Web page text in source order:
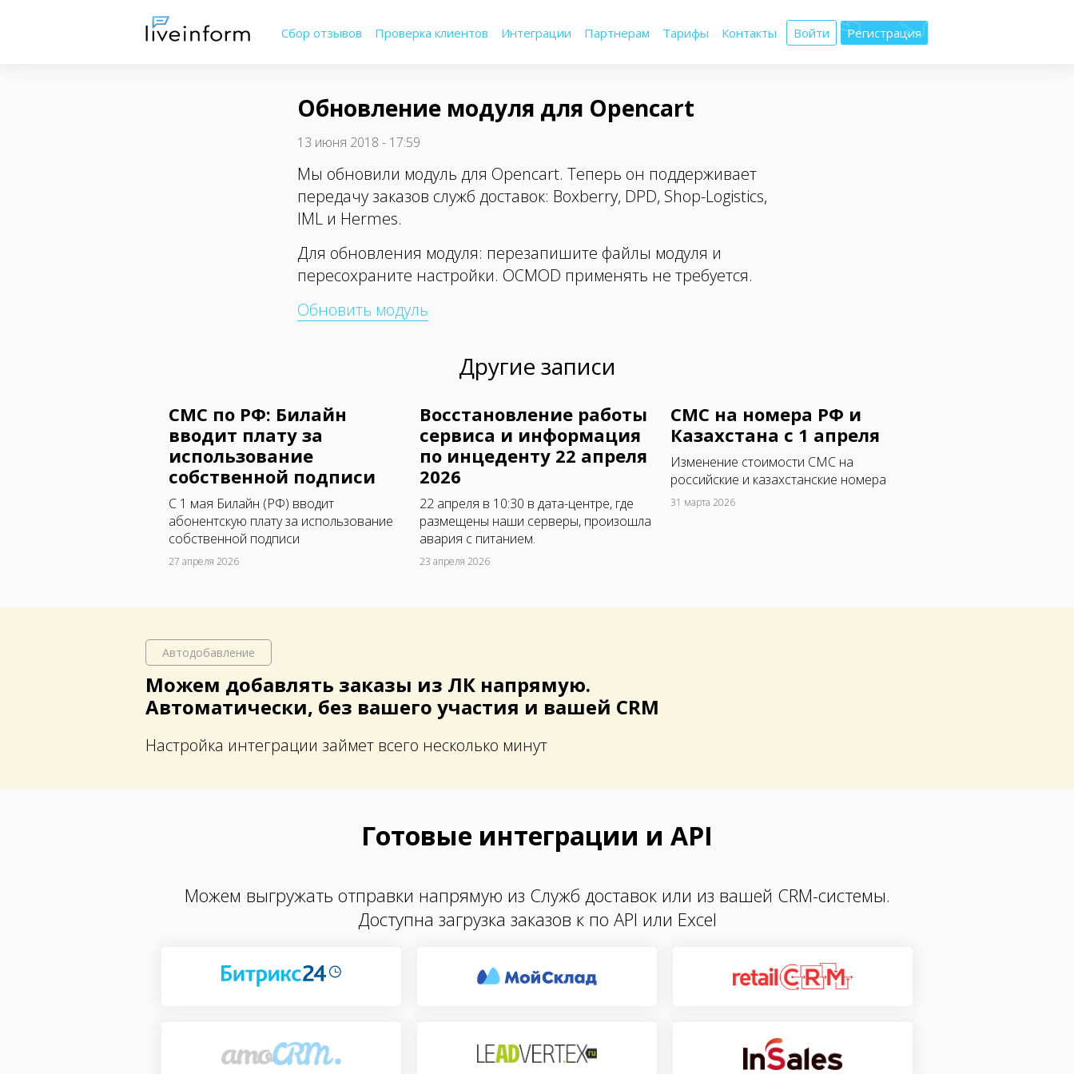
Сбор отзывов Проверка клиентов Интеграции Партнерам Тарифы Контакты Войти Регистрация
Обновление модуля для Opencart
13 июня 2018 - 17:59
Мы обновили модуль для Opencart. Теперь он поддерживает
передачу заказов служб доставок: Boxberry, DPD, Shop-Logistics,
IML и Hermes.
Для обновления модуля: перезапишите файлы модуля и
пересохраните настройки. OCMOD применять не требуется.
Обновить модуль
Другие записи
СМС по РФ: Билайн
вводит плату за
использование
собственной подписи
C 1 мая Билайн (РФ) вводит
абонентскую плату за использование
собственной подписи
27 апреля 2026
Восстановление работы
сервиса и информация
по инцеденту 22 апреля
2026
22 апреля в 10:30 в дата-центре, где
размещены наши серверы, произошла
авария с питанием.
23 апреля 2026
СМС на номера РФ и
Казахстана с 1 апреля
Изменение стоимости СМС на
российские и казахстанские номера
31 марта 2026
Автодобавление
Можем добавлять заказы из ЛК напрямую.
Автоматически, без вашего участия и вашей CRM
Настройка интеграции займет всего несколько минут
Готовые интеграции и API
Можем выгружать отправки напрямую из Служб доставок или из вашей CRM-системы.
Доступна загрузка заказов к по API или Excel